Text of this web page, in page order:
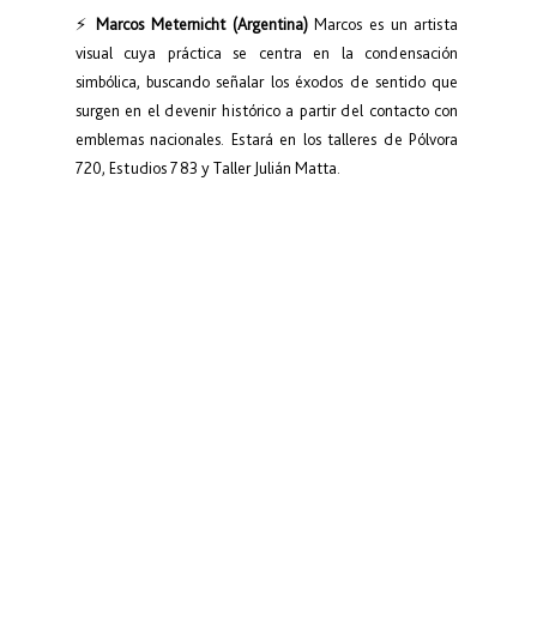
⚡ Marcos Meternicht (Argentina) Marcos es un artista
visual cuya práctica se centra en la condensación
simbólica, buscando señalar los éxodos de sentido que
surgen en el devenir histórico a partir del contacto con
emblemas nacionales. Estará en los talleres de Pólvora
720, Estudios 783 y Taller Julián Matta.